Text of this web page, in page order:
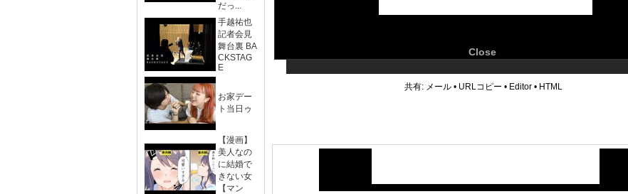
だっ...
手越祐也
記者会見
舞台裏 BA
CKSTAG
E
お家デー
ト当日ゥ
【漫画】
美人なの
に結婚で
きない女
【マン
Close
共有: メール • URLコピー • Editor • HTML